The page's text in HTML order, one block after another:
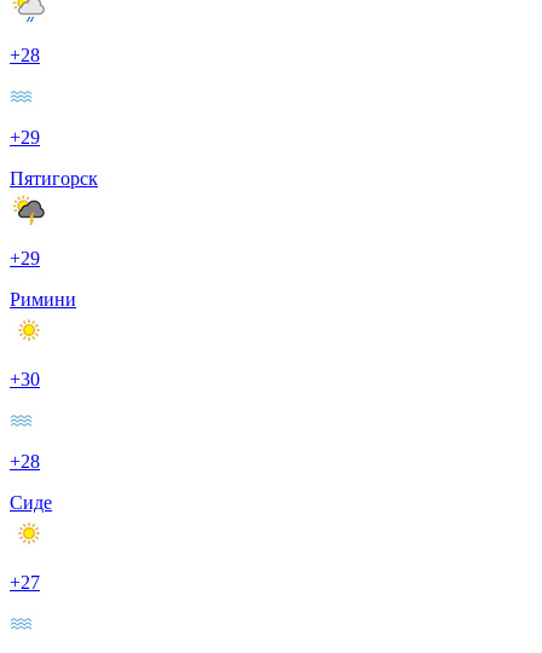
+28
+29
Пятигорск
+29
Римини
+30
+28
Сиде
+27